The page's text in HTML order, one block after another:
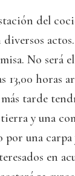
del
No será
13,00 horas
tarde
y una
una carpa
en